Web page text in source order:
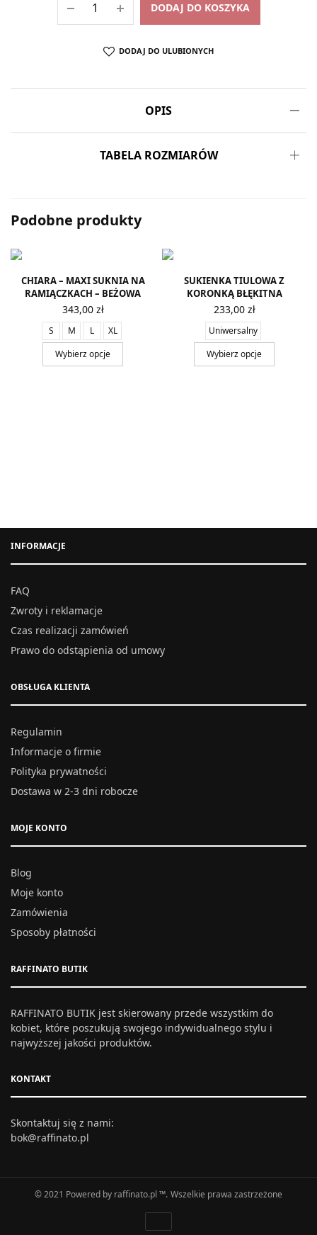
DODAJ DO KOSZYKA
DODAJ DO ULUBIONYCH
OPIS
TABELA ROZMIARÓW
Podobne produkty
CHIARA – MAXI SUKNIA NA
RAMIĄCZKACH – BEŻOWA
343,00 zł
S M L
XL
Wybierz opcje
SUKIENKA TIULOWA Z
KORONKĄ BŁĘKITNA
233,00 zł
Uniwersalny
Wybierz opcje
INFORMACJE
FAQ
Zwroty i reklamacje
Czas realizacji zamówień
Prawo do odstąpienia od umowy
OBSŁUGA KLIENTA
Regulamin
Informacje o firmie
Polityka prywatności
Dostawa w 2-3 dni robocze
MOJE KONTO
Blog
Moje konto
Zamówienia
Sposoby płatności
RAFFINATO BUTIK
RAFFINATO BUTIK jest skierowany przede wszystkim do
kobiet, które poszukują swojego indywidualnego stylu i
najwyższej jakości produktów.
KONTAKT
Skontaktuj się z nami:
bok@raffinato.pl
© 2021 Powered by raffinato.pl ™. Wszelkie prawa zastrzeżone